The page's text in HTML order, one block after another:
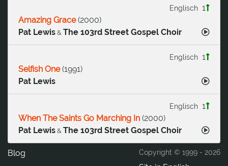
1
Englisch
Amazing Grace(2000)
Pat Lewis & The 103rd Street Gospel Choir
1
Englisch
Selfish One(1991)
Pat Lewis
1
Englisch
When The Saints Go Marching In (2000)
Pat Lewis & The 103rd Street Gospel Choir
Copyright © 1999 - 2026
Blog